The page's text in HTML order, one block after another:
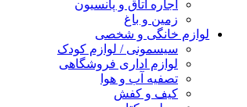
اجاره اتاق و پانسیون
زمین و باغ
لوازم خانگی و شخصی
سیسمونی / لوازم کودک
لوازم اداری فروشگاهی
تصفیه آب و هوا
کیف و کفش